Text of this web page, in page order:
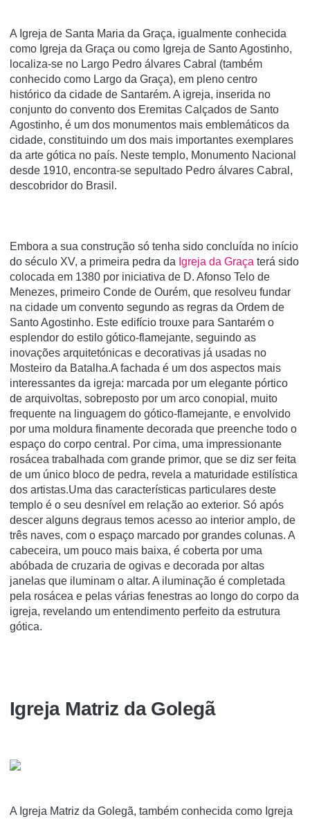
A Igreja de Santa Maria da Graça, igualmente conhecida
como Igreja da Graça ou como Igreja de Santo Agostinho,
localiza-se no Largo Pedro álvares Cabral (também
conhecido como Largo da Graça), em pleno centro
histórico da cidade de Santarém. A igreja, inserida no
conjunto do convento dos Eremitas Calçados de Santo
Agostinho, é um dos monumentos mais emblemáticos da
cidade, constituindo um dos mais importantes exemplares
da arte gótica no paí­s. Neste templo, Monumento Nacional
desde 1910, encontra-se sepultado Pedro álvares Cabral,
descobridor do Brasil.
Embora a sua construção só tenha sido concluída no início
do século XV, a primeira pedra da Igreja da Graça terá sido
colocada em 1380 por iniciativa de D. Afonso Telo de
Menezes, primeiro Conde de Ourém, que resolveu fundar
na cidade um convento segundo as regras da Ordem de
Santo Agostinho. Este edifício trouxe para Santarém o
esplendor do estilo gótico-flamejante, seguindo as
inovações arquitetónicas e decorativas já usadas no
Mosteiro da Batalha.A fachada é um dos aspectos mais
interessantes da igreja: marcada por um elegante pórtico
de arquivoltas, sobreposto por um arco conopial, muito
frequente na linguagem do gótico-flamejante, e envolvido
por uma moldura finamente decorada que preenche todo o
espaço do corpo central. Por cima, uma impressionante
rosácea trabalhada com grande primor, que se diz ser feita
de um único bloco de pedra, revela a maturidade estilística
dos artistas.Uma das características particulares deste
templo é o seu desnível em relação ao exterior. Só após
descer alguns degraus temos acesso ao interior amplo, de
três naves, com o espaço marcado por grandes colunas. A
cabeceira, um pouco mais baixa, é coberta por uma
abóbada de cruzaria de ogivas e decorada por altas
janelas que iluminam o altar. A iluminação é completada
pela rosácea e pelas várias fenestras ao longo do corpo da
igreja, revelando um entendimento perfeito da estrutura
gótica.
Igreja Matriz da Golegã
A Igreja Matriz da Golegã, também conhecida como Igreja